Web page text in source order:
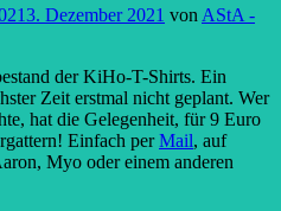
3. Dezember 2021 vonAStA -
der KiHo-T-Shirts. Ein
Zeit erstmal nicht geplant. Wer
hat die Gelegenheit, für 9 Euro
Einfach perMail, auf
Myo oder einem anderen